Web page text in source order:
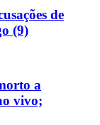
de
(9)
a
vivo;